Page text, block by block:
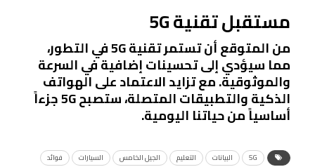
مستقبل تقنية 5G
من المتوقع أن تستمر تقنية 5G في التطور،
مما سيؤدي إلى تحسينات إضافية في السرعة
والموثوقية. مع تزايد الاعتماد على الهواتف
الذكية والتطبيقات المتصلة، ستصبح 5G جزءاً
أساسياً من حياتنا اليومية.
5G البيانات التعليم الجيل الخامس السيارات
فوائد